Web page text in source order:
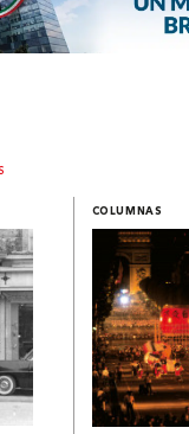
COLUMNAS